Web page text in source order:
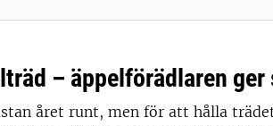
– äppelförädlaren
året runt, men för att hålla